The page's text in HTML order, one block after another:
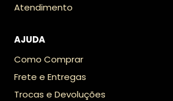
Atendimento
AJUDA
Como Comprar
Frete e Entregas
Trocas e Devoluções